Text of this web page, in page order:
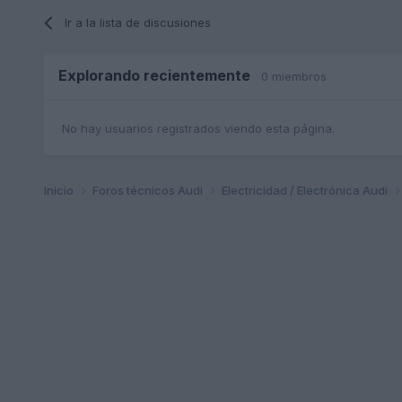
Ir a la lista de discusiones
Explorando recientemente 0 miembros
No hay usuarios registrados viendo esta página.
Inicio Foros técnicos Audi Electricidad / Electrónica Audi